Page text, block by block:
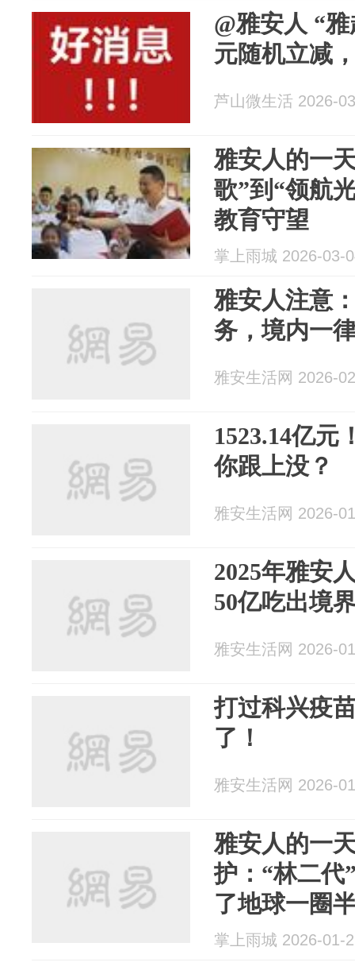
@雅安人 “
元随机立减
芦山微生活 2026-
雅安人的一
歌”到“领航
教育守望
掌上雨城 2026-03-
雅安人注意
务，境内一
雅安生活网 2026-
1523.14亿元
你跟上没？
雅安生活网 2026-
2025年雅安
50亿吃出境
雅安生活网 2026-
打过科兴疫
了！
雅安生活网 2026-
雅安人的一
护：“林二代
了地球一圈
掌上雨城 2026-01-